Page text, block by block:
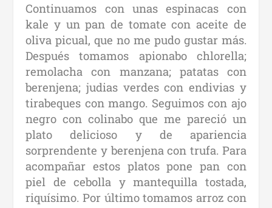
Continuamos con unas espinacas con
kale y un pan de tomate con aceite de
oliva picual, que no me pudo gustar más.
Después tomamos apionabo chlorella;
remolacha con manzana; patatas con
berenjena; judias verdes con endivias y
tirabeques con mango. Seguimos con ajo
negro con colinabo que me pareció un
plato delicioso y de apariencia
sorprendente y berenjena con trufa. Para
acompañar estos platos pone pan con
piel de cebolla y mantequilla tostada,
riquísimo. Por último tomamos arroz con